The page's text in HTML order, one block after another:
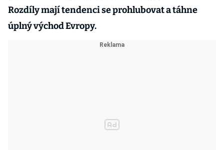
Rozdíly mají tendenci se prohlubovat a táhne
úplný východ Evropy.